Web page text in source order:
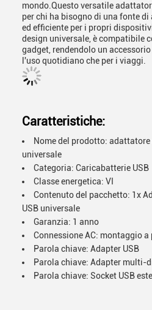
mondo.Questo versatile
per chi ha bisogno di una fonte
ed efficiente per i propri
design universale, è compatibile
gadget, rendendolo un
l'uso quotidiano che per i viaggi.
Caratteristiche:
Nome del prodotto:
universale
Categoria: Caricabatterie USB
Classe energetica: VI
Contenuto del pacchetto: 1x
USB universale
Garanzia: 1 anno
Connessione AC: montaggio a
Parola chiave: Adapter USB
Parola chiave: Adapter multi-
Parola chiave: Socket USB